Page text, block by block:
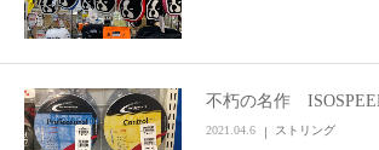
不朽の名作
2021.04.6 ストリング